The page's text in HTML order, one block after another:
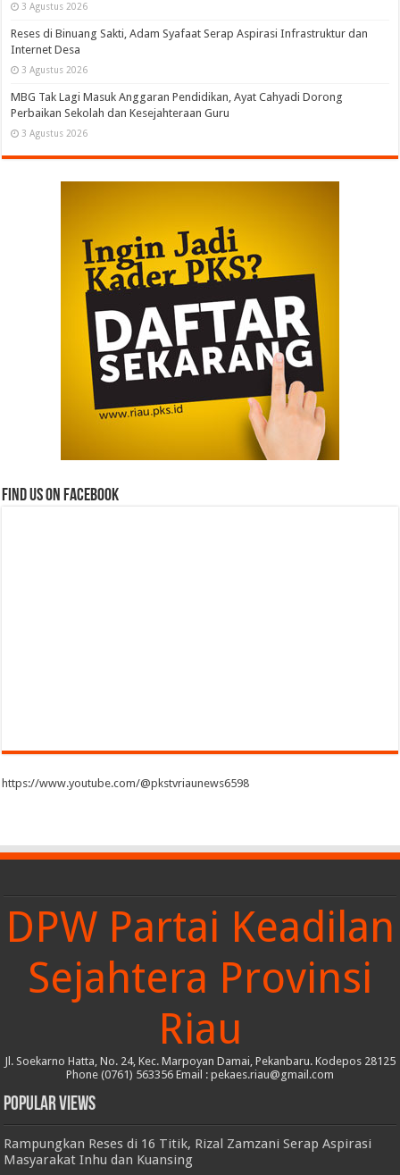
3 Agustus 2026
Reses di Binuang Sakti, Adam Syafaat Serap Aspirasi Infrastruktur dan
Internet Desa
3 Agustus 2026
MBG Tak Lagi Masuk Anggaran Pendidikan, Ayat Cahyadi Dorong
Perbaikan Sekolah dan Kesejahteraan Guru
3 Agustus 2026
Find us on Facebook
https://www.youtube.com/@pkstvriaunews6598
DPW Partai Keadilan
Sejahtera Provinsi
Riau
Jl. Soekarno Hatta, No. 24, Kec. Marpoyan Damai, Pekanbaru. Kodepos 28125
Phone (0761) 563356 Email : pekaes.riau@gmail.com
Popular Views
Rampungkan Reses di 16 Titik, Rizal Zamzani Serap Aspirasi
Masyarakat Inhu dan Kuansing